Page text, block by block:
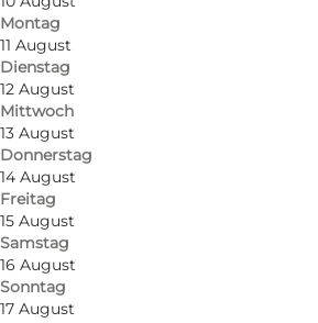
Montag
11 August
Dienstag
12 August
Mittwoch
13 August
Donnerstag
14 August
Freitag
15 August
Samstag
16 August
Sonntag
17 August
Route anzeigen
Frederiksborg Slot 10
3400 Hillerød